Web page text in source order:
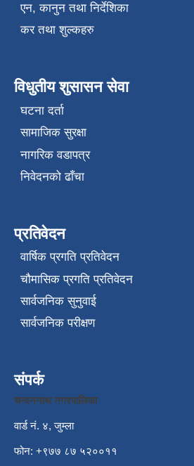
एन, कानुन तथा निर्देशिका
कर तथा शुल्कहरु
विधुतीय शुसासन सेवा
घटना दर्ता
सामाजिक सुरक्षा
नागरिक वडापत्र
निवेदनको ढाँचा
प्रतिवेदन
वार्षिक प्रगति प्रतिवेदन
चौमासिक प्रगति प्रतिवेदन
सार्वजनिक सुनुवाई
सार्वजनिक परीक्षण
संपर्क
चन्दननाथ नगरपालिका
वार्ड नं. ४, जुम्ला
फोन: +९७७ ८७ ५२००११